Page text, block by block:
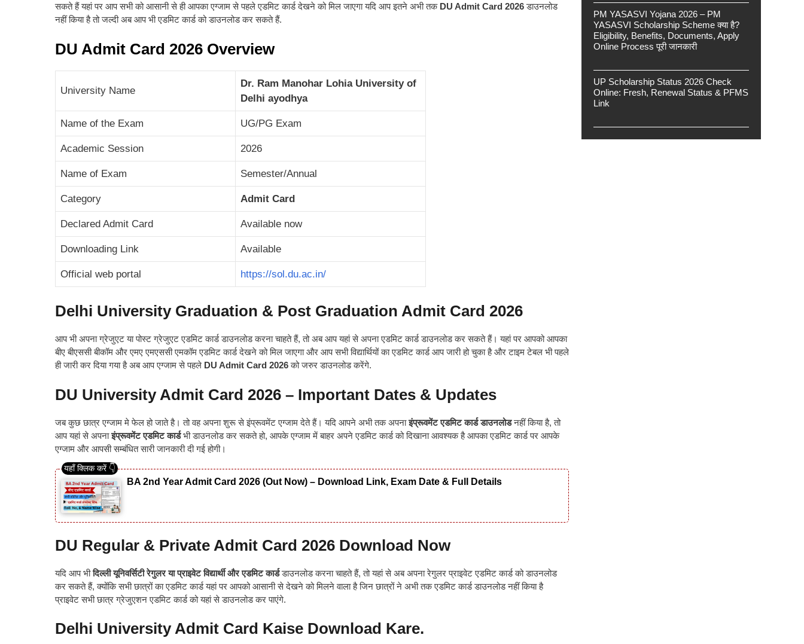
सकते हैं यहां पर आप सभी को आसानी से ही आपका एग्जाम से पहले एडमिट कार्ड देखने को मिल जाएगा यदि आप इतने अभी तक DU Admit Card 2026डाउनलोड
नहीं किया है तो जल्दी अब आप भी एडमिट कार्ड को डाउनलोड कर सकते हैं.
DU Admit Card 2026 Overview
University Name
Dr. Ram Manohar Lohia University of
Delhi ayodhya
Name of the Exam UG/PG Exam
Academic Session 2026
Name of Exam Semester/Annual
Category Admit Card
Declared Admit Card Available now
Downloading Link Available
Official web portal https://sol.du.ac.in/
Delhi University Graduation & Post Graduation Admit Card 2026
आप भी अपना ग्रेजुएट या पोस्ट ग्रेजुएट एडमिट कार्ड डाउनलोड करना चाहते हैं, तो अब आप यहां से अपना एडमिट कार्ड डाउनलोड कर सकते हैं। यहां पर आपको आपका
बीए बीएससी बीकॉम और एमए एमएससी एमकॉम एडमिट कार्ड देखने को मिल जाएगा और आप सभी विद्यार्थियों का एडमिट कार्ड आप जारी हो चुका है और टाइम टेबल भी पहले
ही जारी कर दिया गया है अब आप एग्जाम से पहले DU Admit Card 2026को जरुर डाउनलोड करेंगे.
DU University Admit Card 2026 – Important Dates & Updates
जब कुछ छात्र एग्जाम मे फेल हो जाते है।तो वह अपना शुरू से इंप्रूवमेंट एग्जाम देते हैं। यदि आपने अभी तक अपनाइंप्रूवमेंट एडमिट कार्ड डाउनलोडनहीं किया है, तो
आप यहां से अपनाइंप्रूवमेंट एडमिट कार्डभी डाउनलोड कर सकते हो, आपके एग्जाम में बाहर अपने एडमिट कार्ड को दिखाना आवश्यक है आपका एडमिट कार्ड पर आपके
एग्जाम और आपसी सम्बंधित सारी जानकारी दी गई होगी।
BA 2nd Year Admit Card 2026 (Out Now) – Download Link, Exam Date & Full Details
DU Regular & Private Admit Card 2026 Download Now
यदि आप भीदिल्ली यूनिवर्सिटी रेगुलर या प्राइवेट विद्यार्थी और एडमिट कार्डडाउनलोड करना चाहते हैं, तो यहां से अब अपना रेगुलर प्राइवेट एडमिट कार्ड को डाउनलोड
कर सकते हैं, क्योंकि सभी छात्रों का एडमिट कार्ड यहां पर आपको आसानी से देखने को मिलने वाला है जिन छात्रों ने अभी तक एडमिट कार्ड डाउनलोड नहीं किया है
प्राइवेट सभी छात्र ग्रेजुएशन एडमिट कार्ड को यहां से डाउनलोड कर पाएंगे.
Delhi University Admit Card Kaise Download Kare.
PM YASASVI Yojana 2026 – PM
YASASVI Scholarship Scheme क्या है?
Eligibility, Benefits, Documents, Apply
Online Process पूरी जानकारी
UP Scholarship Status 2026 Check
Online: Fresh, Renewal Status & PFMS
Link